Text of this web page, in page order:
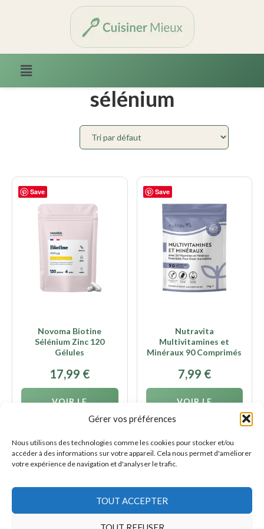
Gérer vos préférences
Nous utilisons des technologies comme les cookies pour stocker et/ou
accéder à des informations sur votre appareil. Cela nous permet d'améliorer
votre expérience de navigation et d'analyser le trafic.
TOUT ACCEPTER
sélénium
Save
Novoma Biotine
Sélénium Zinc 120
Gélules
17,99 €
VOIR LE
PRODUIT
Save
Nutravita
Multivitamines et
Minéraux 90 Comprimés
7,99 €
VOIR LE